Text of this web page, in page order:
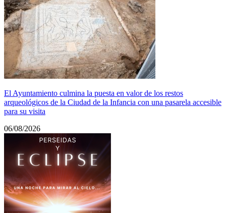
El Ayuntamiento culmina la puesta en valor de los restos
arqueológicos de la Ciudad de la Infancia con una pasarela accesible
para su visita
06/08/2026